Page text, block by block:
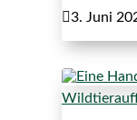
3. Juni